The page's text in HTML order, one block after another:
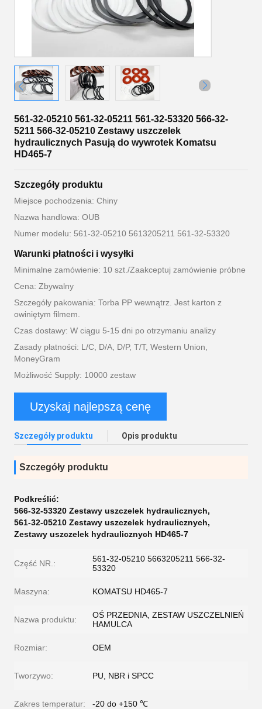
561-32-05210 561-32-05211 561-32-53320 566-32-
5211 566-32-05210 Zestawy uszczelek
hydraulicznych Pasują do wywrotek Komatsu
HD465-7
Szczegóły produktu
Miejsce pochodzenia: Chiny
Nazwa handlowa: OUB
Numer modelu: 561-32-05210 5613205211 561-32-53320
Warunki płatności i wysyłki
Minimalne zamówienie: 10 szt./Zaakceptuj zamówienie próbne
Cena: Zbywalny
Szczegóły pakowania: Torba PP wewnątrz. Jest karton z
owiniętym filmem.
Czas dostawy: W ciągu 5-15 dni po otrzymaniu analizy
Zasady płatności: L/C, D/A, D/P, T/T, Western Union,
MoneyGram
Możliwość Supply: 10000 zestaw
Uzyskaj najlepszą cenę
Szczegóły produktu Opis produktu
Szczegóły produktu
Podkreślić:
566-32-53320 Zestawy uszczelek hydraulicznych,
561-32-05210 Zestawy uszczelek hydraulicznych,
Zestawy uszczelek hydraulicznych HD465-7
Część NR.:
561-32-05210 5663205211 566-32-
53320
Maszyna: KOMATSU HD465-7
Nazwa produktu:
OŚ PRZEDNIA, ZESTAW USZCZELNIEŃ
HAMULCA
Rozmiar: OEM
Tworzywo: PU, NBR i SPCC
Zakres temperatur: -20 do +150 ℃